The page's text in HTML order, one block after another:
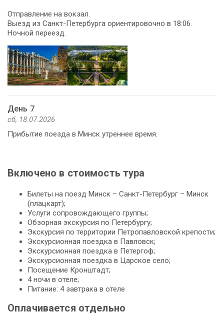
Отправление на вокзал.
Выезд из Санкт-Петербурга ориентировочно в 18:06.
Ночной переезд.
День 7
сб, 18.07.2026
Прибытие поезда в Минск утреннее время.
Включено в стоимость тура
Билеты на поезд Минск – Санкт-Петербург – Минск
(плацкарт);
Услуги сопровождающего группы;
Обзорная экскурсия по Петербургу;
Экскурсия по территории Петропавловской крепости;
Экскурсионная поездка в Павловск;
Экскурсионная поездка в Петергоф;
Экскурсионная поездка в Царское село;
Посещение Кронштадт;
4 ночи в отеле;
Питание: 4 завтрака в отеле
Оплачивается отдельно